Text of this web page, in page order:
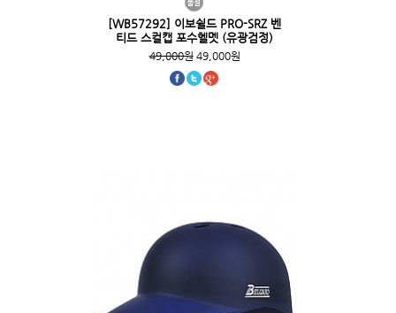
[WB57292] 이보쉴드 PRO-SRZ 벤
티드 스컬캡 포수헬멧 (유광검정)
49,000원49,000원